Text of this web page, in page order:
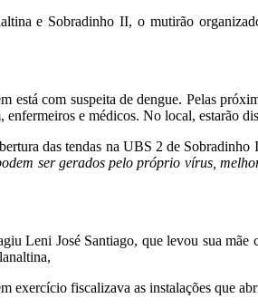
e Sobradinho II, o mutirão
está com suspeita de dengue. Pelas
e médicos. No local, estarão
das tendas na UBS 2 de
ser gerados pelo próprio vírus,
Leni José Santiago, que levou sua
exercício fiscalizava as instalações que